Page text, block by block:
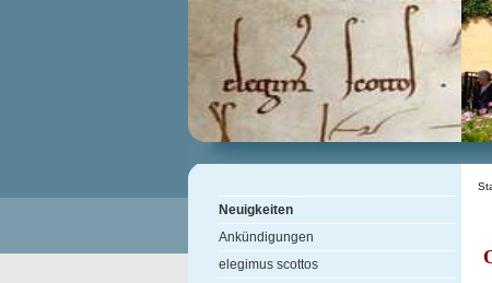
Neuigkeiten
Ankündigungen
elegimus scottos